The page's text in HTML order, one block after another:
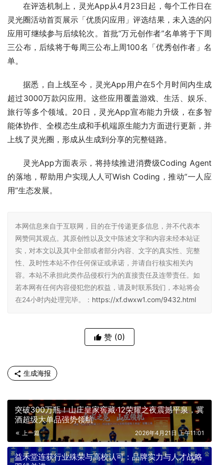
在评选机制上，灵光App从4月23日起，每个工作日在
灵光圈活动首页展示「优质闪应用」评选结果，未入选的闪
应用可继续参与后续轮次。首批“万元创作者”名单将于下周
三公布，后续将于每周三公布上周100名「优秀创作者」名
单。
据悉，自上线至今，灵光App用户在5个月时间内生成
超过3000万款闪应用。这些应用覆盖游戏、生活、娱乐、
旅行等多个领域。20日，灵光App宣布能力升级，在多智
能体协作、全模态生成和手机端原生能力方面进行更新，并
上线了灵光圈，形成从生成到分享的完整链路。
灵光App方面表示，将持续推进消费级Coding Agent
的落地，帮助用户实现人人可Wish Coding，推动“一人应
用”生态发展。
本网信息来自于互联网，目的在于传递更多信息，并不代表本
网赞同其观点。其原创性以及文中陈述文字和内容未经本站证
实，对本文以及其中全部或者部分内容、文字的真实性、完整
性、及时性本站不作任何保证或承诺，并请自行核实相关内
容。本站不承担此类作品侵权行为的直接责任及连带责任。如
若本网有任何内容侵犯您的权益，请及时联系我们，本站将会
在24小时内处理完毕。： https://xf.dwxw1.com/9432.html
赞 (0)
生成海报
突破300万瓶！山庄皇家窖藏·12荣耀之夜震撼平泉，冀
酒超级大单品强势领航
上一篇 2026年4月21日 上午11:01
益禾堂连获行业殊荣与高校认可：品牌实力与人才战略